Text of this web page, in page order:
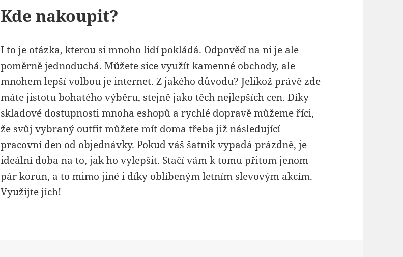
Kde nakoupit?
I to je otázka, kterou si mnoho lidí pokládá. Odpověď na ni je ale
poměrně jednoduchá. Můžete sice využít kamenné obchody, ale
mnohem lepší volbou je internet. Z jakého důvodu? Jelikož právě zde
máte jistotu bohatého výběru, stejně jako těch nejlepších cen. Díky
skladové dostupnosti mnoha eshopů a rychlé dopravě můžeme říci,
že svůj vybraný outfit můžete mít doma třeba již následující
pracovní den od objednávky. Pokud váš šatník vypadá prázdně, je
ideální doba na to, jak ho vylepšit. Stačí vám k tomu přitom jenom
pár korun, a to mimo jiné i díky oblíbeným letním slevovým akcím.
Využijte jich!